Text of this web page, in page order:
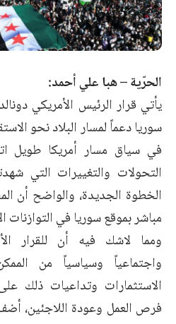
الحرّية – هبا علي أحمد:
يأتي قرار الرئيس الأمريكي
سوريادعماً لمسار البلاد نحو
في سياق مسار أمريكا طويل
التحولات والتغييرات التي
الخطوة الجديدة، والواضح أن
مباشر بموقع سوريا في التوازنات
ومما لاشك فيه أن للقرار
واجتماعياً وسياسياً من
الاستثمارات وتداعيات ذلك
فرص العمل وعودة اللاجئين، أضف